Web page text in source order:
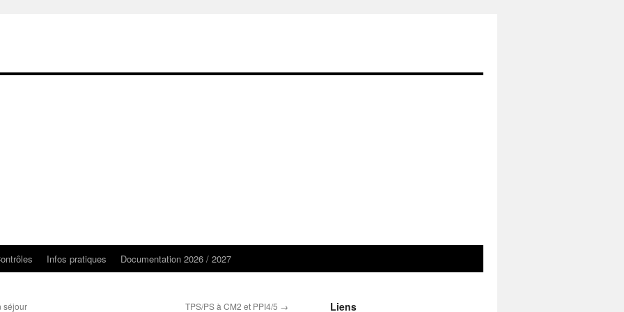
Infos pratiques Documentation 2026 / 2027
séjour
TPS/PS à CM2 et PPI4/5 → Liens